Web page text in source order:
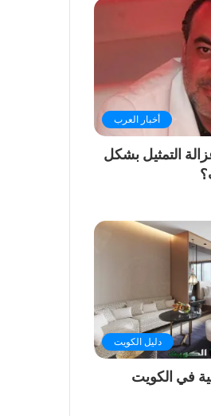
أخبار العرب
التمثيل بشكل
دليل الكويت
في الكويت